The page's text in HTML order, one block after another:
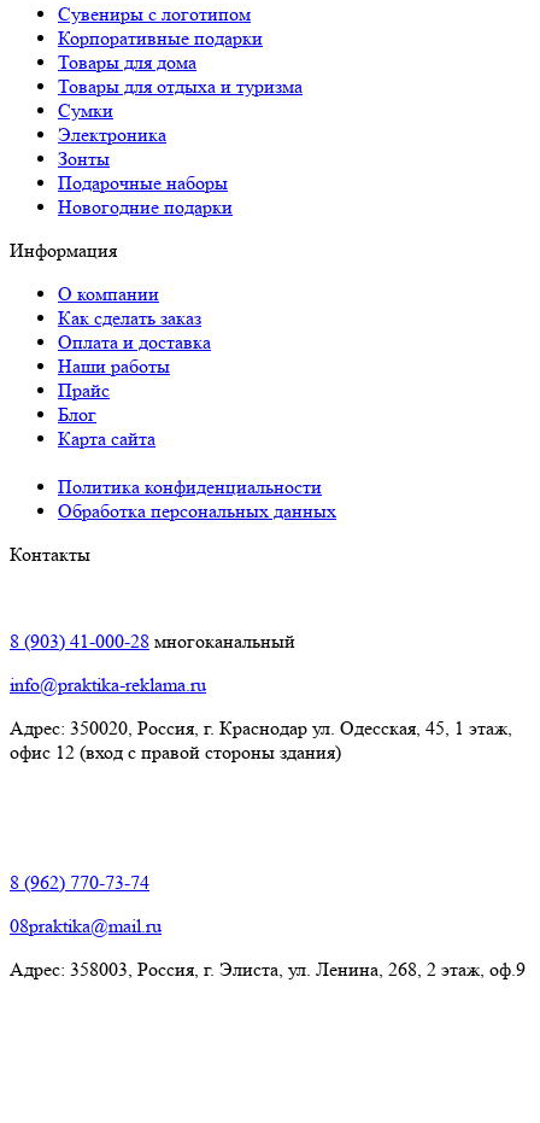
Сувениры с логотипом
Корпоративные подарки
Товары для дома
Товары для отдыха и туризма
Сумки
Электроника
Зонты
Подарочные наборы
Новогодние подарки
Информация
О компании
Как сделать заказ
Оплата и доставка
Наши работы
Прайс
Блог
Карта сайта
Политика конфиденциальности
Обработка персональных данных
Контакты
8 (903) 41-000-28 многоканальный
info@praktika-reklama.ru
Адрес: 350020, Россия, г. Краснодар ул. Одесская, 45, 1 этаж,
офис 12 (вход с правой стороны здания)
8 (962) 770-73-74
08praktika@mail.ru
Адрес:​ 358003, Россия, г. Элиста, ул. Ленина, 268, 2 этаж, оф.9